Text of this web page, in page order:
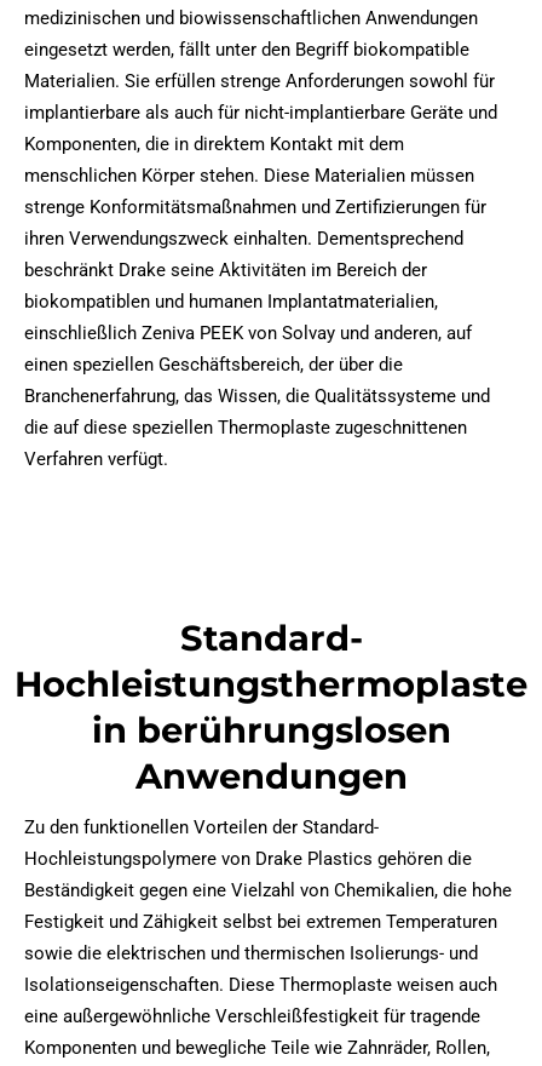
medizinischen und biowissenschaftlichen Anwendungen
eingesetzt werden, fällt unter den Begriff biokompatible
Materialien. Sie erfüllen strenge Anforderungen sowohl für
implantierbare als auch für nicht-implantierbare Geräte und
Komponenten, die in direktem Kontakt mit dem
menschlichen Körper stehen. Diese Materialien müssen
strenge Konformitätsmaßnahmen und Zertifizierungen für
ihren Verwendungszweck einhalten. Dementsprechend
beschränkt Drake seine Aktivitäten im Bereich der
biokompatiblen und humanen Implantatmaterialien,
einschließlich Zeniva PEEK von Solvay und anderen, auf
einen speziellen Geschäftsbereich, der über die
Branchenerfahrung, das Wissen, die Qualitätssysteme und
die auf diese speziellen Thermoplaste zugeschnittenen
Verfahren verfügt.
Standard-
Hochleistungsthermoplaste
in berührungslosen
Anwendungen
Zu den funktionellen Vorteilen der Standard-
Hochleistungspolymere von Drake Plastics gehören die
Beständigkeit gegen eine Vielzahl von Chemikalien, die hohe
Festigkeit und Zähigkeit selbst bei extremen Temperaturen
sowie die elektrischen und thermischen Isolierungs- und
Isolationseigenschaften. Diese Thermoplaste weisen auch
eine außergewöhnliche Verschleißfestigkeit für tragende
Komponenten und bewegliche Teile wie Zahnräder, Rollen,